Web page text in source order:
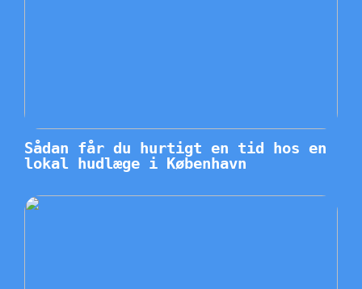
Sådan får du hurtigt en tid hos en
lokal hudlæge i København